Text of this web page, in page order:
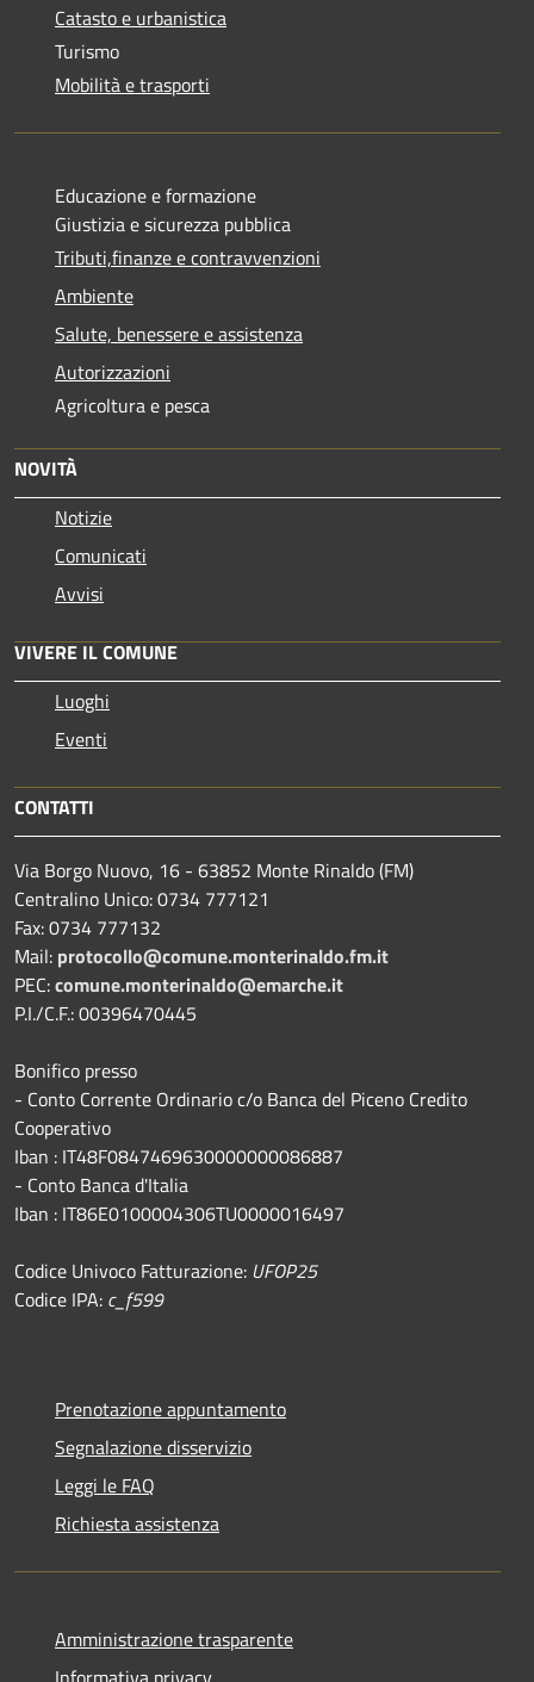
Catasto e urbanistica
Turismo
Mobilità e trasporti
Educazione e formazione
Giustizia e sicurezza pubblica
Tributi,finanze e contravvenzioni
Ambiente
Salute, benessere e assistenza
Autorizzazioni
Agricoltura e pesca
NOVITÀ
Notizie
Comunicati
Avvisi
VIVERE IL COMUNE
Luoghi
Eventi
CONTATTI
Via Borgo Nuovo, 16 - 63852 Monte Rinaldo (FM)
Centralino Unico: 0734 777121
Fax: 0734 777132
Mail: protocollo@comune.monterinaldo.fm.it
PEC:comune.monterinaldo@emarche.it
P.I./C.F.: 00396470445
Bonifico presso
​- Conto Corrente Ordinario c/o Banca del Piceno Credito
Cooperativo
Iban : IT48F0847469630000000086887
- Conto Banca d'Italia
Iban : IT86E0100004306TU0000016497
Codice Univoco Fatturazione: UFOP25
Codice IPA: c_f599
Prenotazione appuntamento
Segnalazione disservizio
Leggi le FAQ
Richiesta assistenza
Amministrazione trasparente